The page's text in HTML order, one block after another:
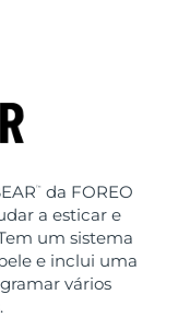
™
da FOREO
a esticar e
um sistema
e inclui uma
vários